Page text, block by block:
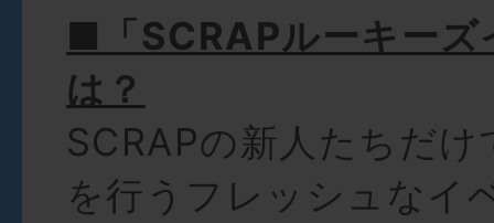
■「SCRAPルーキーズ
は？
SCRAPの新人たちだけ
を行うフレッシュなイ